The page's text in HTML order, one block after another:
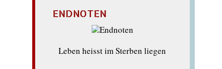
ENDNOTEN
Leben heisst im Sterben liegen